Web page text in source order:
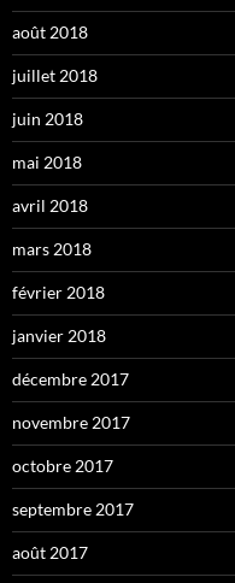
août 2018
juillet 2018
juin 2018
mai 2018
avril 2018
mars 2018
février 2018
janvier 2018
décembre 2017
novembre 2017
octobre 2017
septembre 2017
août 2017